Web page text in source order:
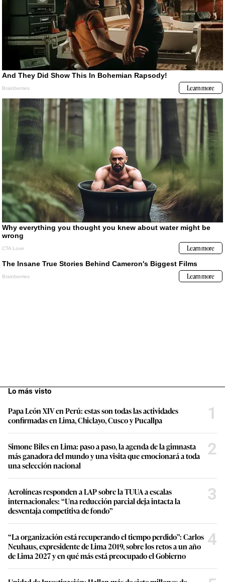
Lo más visto
Papa León XIV en Perú: estas son todas las actividades
confirmadas en Lima, Chiclayo, Cusco y Pucallpa
1
Simone Biles en Lima: paso a paso, la agenda de la gimnasta
más ganadora del mundo y una visita que emocionará a toda
una selección nacional
2
Aerolíneas responden a LAP sobre la TUUA a escalas
internacionales: “Una reducción parcial deja intacta la
desventaja competitiva de fondo”
3
“La organización está recuperando el tiempo perdido”: Carlos
Neuhaus, expresidente de Lima 2019, sobre los retos a un año
de Lima 2027 y en qué más está preocupado el Gobierno
4